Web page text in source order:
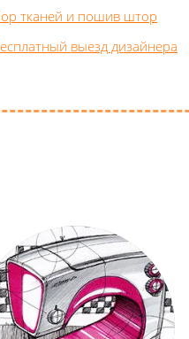
тканей и пошив штор
выезд дизайнера